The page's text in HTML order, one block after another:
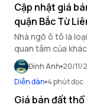
Cập nhật giá
quận Bắc Từ
Nhà ngõ ô tô là
quan tâm của
OneHousing tìm
2, quận Bắc Từ
nhé!
Đình Anh 20/11/
Diễn đàn 4 phút đọc
Giá bán đất thổ